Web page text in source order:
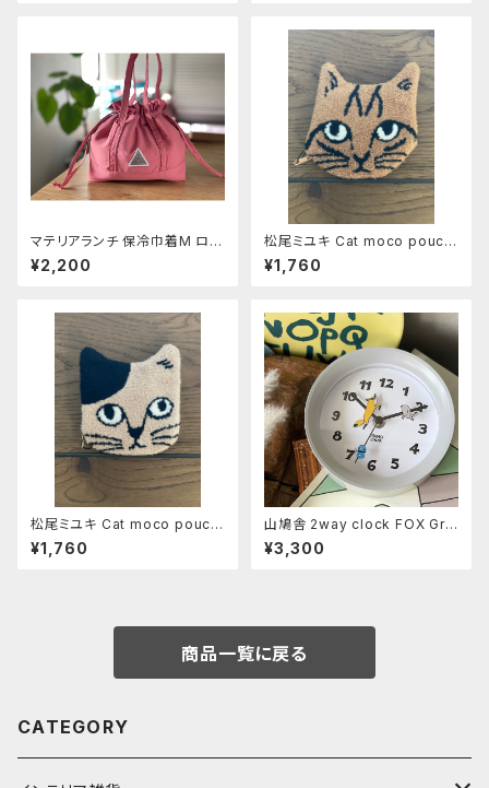
マテリアランチ 保冷巾着M ロー
ズ
¥2,200
松尾ミユキ Cat moco pouch
《Noisettes》
¥1,760
松尾ミユキ Cat moco pouch
《Pumpkin》
¥1,760
山鳩舎 2way clock FOX Gra
y
¥3,300
商品一覧に戻る
CATEGORY